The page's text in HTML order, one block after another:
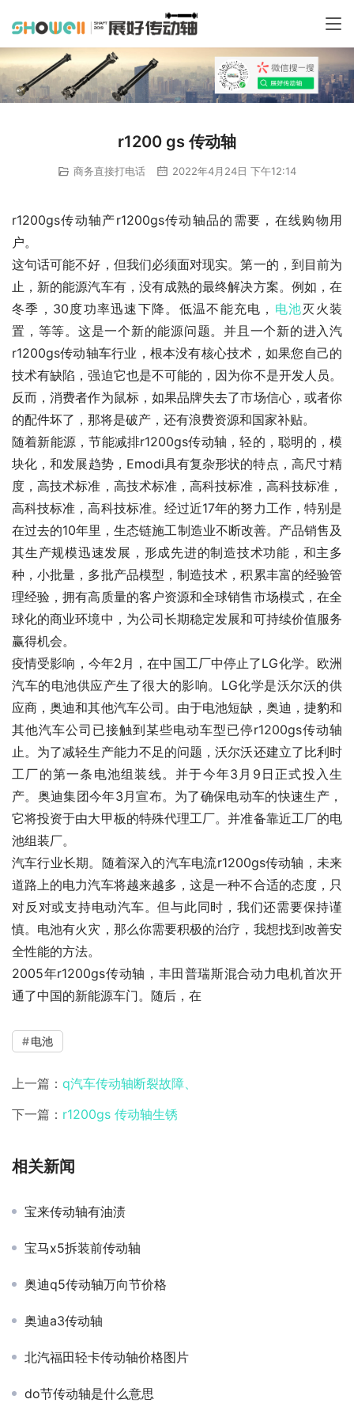
r1200 gs 传动轴
商务直接打电话 2022年4月24日 下午12:14
r1200gs传动轴产r1200gs传动轴品的需要，在线购物用
户。
这句话可能不好，但我们必须面对现实。第一的，到目前为
止，新的能源汽车有，没有成熟的最终解决方案。例如，在
冬季，30度功率迅速下降。低温不能充电， 电池灭火装
置，等等。这是一个新的能源问题。并且一个新的进入汽
r1200gs传动轴车行业，根本没有核心技术，如果您自己的
技术有缺陷，强迫它也是不可能的，因为你不是开发人员。
反而，消费者作为鼠标，如果品牌失去了市场信心，或者你
的配件坏了，那将是破产，还有浪费资源和国家补贴。
随着新能源，节能减排r1200gs传动轴，轻的，聪明的，模
块化，和发展趋势，Emodi具有复杂形状的特点，高尺寸精
度，高技术标准，高技术标准，高科技标准，高科技标准，
高科技标准，高科技标准。经过近17年的努力工作，特别是
在过去的10年里，生态链施工制造业不断改善。产品销售及
其生产规模迅速发展，形成先进的制造技术功能，和主多
种，小批量，多批产品模型，制造技术，积累丰富的经验管
理经验，拥有高质量的客户资源和全球销售市场模式，在全
球化的商业环境中，为公司长期稳定发展和可持续价值服务
赢得机会。
疫情受影响，今年2月，在中国工厂中停止了LG化学。欧洲
汽车的电池供应产生了很大的影响。LG化学是沃尔沃的供
应商，奥迪和其他汽车公司。由于电池短缺，奥迪，捷豹和
其他汽车公司已接触到某些电动车型已停r1200gs传动轴
止。为了减轻生产能力不足的问题，沃尔沃还建立了比利时
工厂的第一条电池组装线。并于今年3月9日正式投入生
产。奥迪集团今年3月宣布。为了确保电动车的快速生产，
它将投资于由大甲板的特殊代理工厂。并准备靠近工厂的电
池组装厂。
汽车行业长期。随着深入的汽车电流r1200gs传动轴，未来
道路上的电力汽车将越来越多，这是一种不合适的态度，只
对反对或支持电动汽车。但与此同时，我们还需要保持谨
慎。电池有火灾，那么你需要积极的治疗，我想找到改善安
全性能的方法。
2005年r1200gs传动轴，丰田普瑞斯混合动力电机首次开
通了中国的新能源车门。随后，在
电池
上一篇： q汽车传动轴断裂故障、
下一篇： r1200gs 传动轴生锈
相关新闻
宝来传动轴有油渍
宝马x5拆装前传动轴
奥迪q5传动轴万向节价格
奥迪a3传动轴
北汽福田轻卡传动轴价格图片
do节传动轴是什么意思